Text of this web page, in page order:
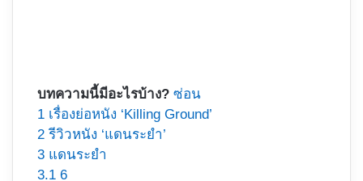
บทความนี้มีอะไรบ้าง? ซ่อน
1 เรื่องย่อหนัง ‘Killing Ground’
2 รีวิวหนัง ‘แดนระยำ’
3 แดนระยำ
3.1 6